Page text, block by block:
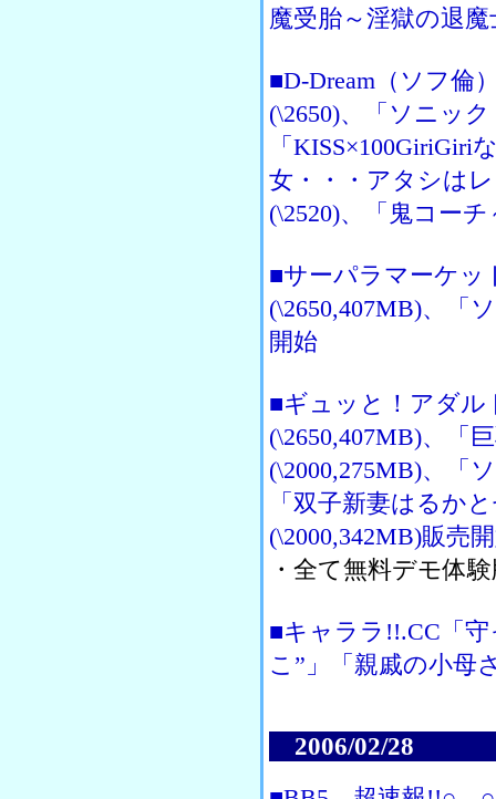
魔受胎～淫獄の退
■D-Dream（ソフ倫
(\2650)、「ソニッ
「KISS×100GiriGiri
女・・・アタシは
(\2520)、「鬼コー
■サーパラマーケッ
(\2650,407MB)、「
開始
■ギュッと！アダル
(\2650,407MB)、「
(\2000,275MB)、「
「双子新妻はるか
(\2000,342MB)販売
・全て無料デモ体
■キャララ!!.CC「
こ”」「親戚の小母
2006/02/28